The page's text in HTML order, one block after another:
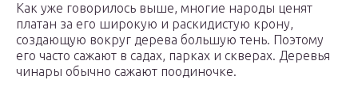
Как уже говорилось выше, многие народы ценят
платан за его широкую и раскидистую крону,
создающую вокруг дерева большую тень. Поэтому
его часто сажают в садах, парках и скверах. Деревья
чинары обычно сажают поодиночке.